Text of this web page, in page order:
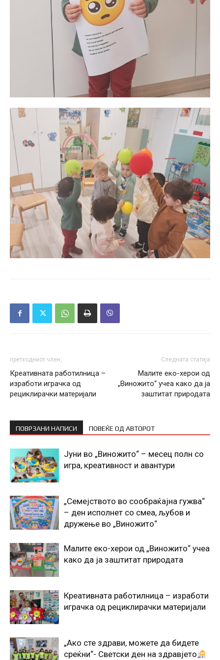
претходниот член,
Креативната работилница –
изработи играчка од
рециклирачки материјали
Следната статија
Малите еко-херои од
„Виножито“ учеа како да ја
заштитат природата
ПОВРЗАНИ НАПИСИ ПОВЕЌЕ ОД АВТОРОТ
Јуни во „Виножито“ – месец полн со
игра, креативност и авантури
„Семејството во сообраќајна гужва“
– ден исполнет со смеа, љубов и
дружење во „Виножито“
Малите еко-херои од „Виножито“ учеа
како да ја заштитат природата
Креативната работилница – изработи
играчка од рециклирачки материјали
„Ако сте здрави, можете да бидете
среќни“- Светски ден на здравјето